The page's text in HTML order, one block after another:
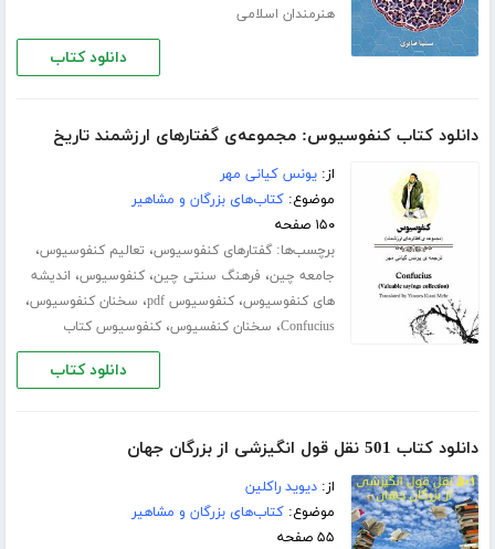
هنرمندان اسلامی
دانلود کتاب
دانلود کتاب کنفوسیوس: مجموعه‌ی گفتارهای ارزشمند تاریخ
از:یونس کیانی مهر
موضوع:کتاب‌های بزرگان و مشاهیر
۱۵۰ صفحه
برچسب‌ها:گفتارهای کنفوسیوس، تعالیم کنفوسیوس،
جامعه چین، فرهنگ سنتی چین،کنفوسیوس، اندیشه
های کنفوسیوس،کنفوسیوس pdf ، سخنان کنفوسیوس،
Confucius، سخنان کنفسیوس،کنفوسیوس کتاب
دانلود کتاب
دانلود کتاب 501 نقل قول انگیزشی از بزرگان جهان
از:دیوید راکلین
موضوع:کتاب‌های بزرگان و مشاهیر
۵۵ صفحه